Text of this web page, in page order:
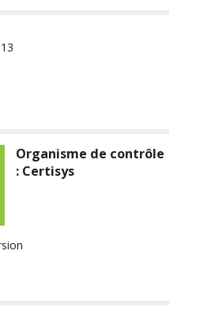
Organisme de contrôle
: Certisys